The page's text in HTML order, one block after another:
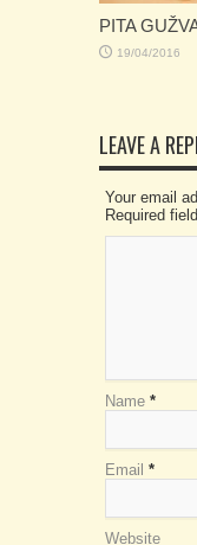
PITA
19/04/2016
LEAVE A
Your email
Required
Name *
Email *
Website